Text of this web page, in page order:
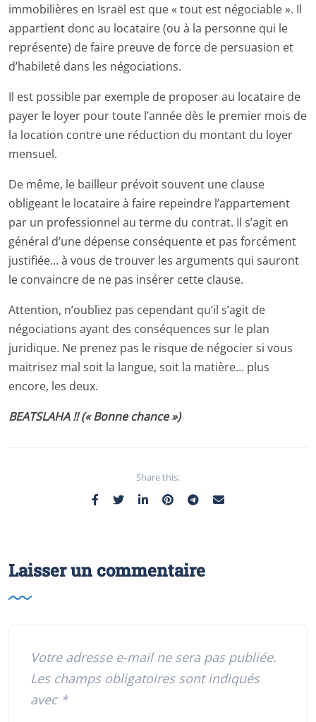
immobilières en Israël est que « tout est négociable ». Il
appartient donc au locataire (ou à la personne qui le
représente) de faire preuve de force de persuasion et
d’habileté dans les négociations.
Il est possible par exemple de proposer au locataire de
payer le loyer pour toute l’année dès le premier mois de
la location contre une réduction du montant du loyer
mensuel.
De même, le bailleur prévoit souvent une clause
obligeant le locataire à faire repeindre l’appartement
par un professionnel au terme du contrat. Il s’agit en
général d’une dépense conséquente et pas forcément
justifiée… à vous de trouver les arguments qui sauront
le convaincre de ne pas insérer cette clause.
Attention, n’oubliez pas cependant qu’il s’agit de
négociations ayant des conséquences sur le plan
juridique. Ne prenez pas le risque de négocier si vous
maitrisez mal soit la langue, soit la matière… plus
encore, les deux.
BEATSLAHA !! (« Bonne chance »)
Share this:
Laisser un commentaire
Votre adresse e-mail ne sera pas publiée.
Les champs obligatoires sont indiqués
avec *